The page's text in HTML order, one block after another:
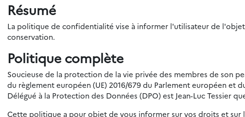
Résumé
La politique de confidentialité vise à informer l'utilisateur de
conservation.
Politique complète
Soucieuse de la protection de la vie privée des membres de son
du règlement européen (UE) 2016/679 du Parlement européen et
Délégué à la Protection des Données (DPO) est Jean-Luc Tessier
Cette politique a pour objet de vous informer sur vos droits et sur